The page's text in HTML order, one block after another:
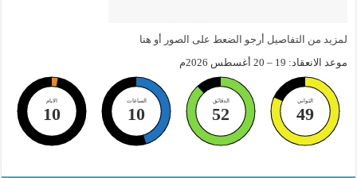
لمزيد من التفاصيل أرجو الضعط على الصور أو هنا
موعد الانعقاد: 19 – 20 أغسطس 2026م
الايام
10
الساعات
10
الدقائق
52
الثواني
48